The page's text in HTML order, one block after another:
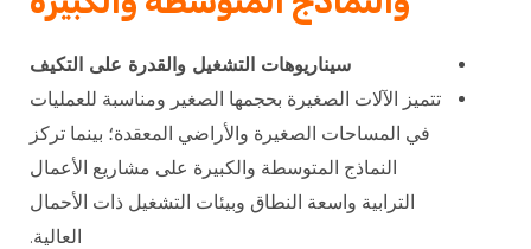
سيناريوهات التشغيل والقدرة على التكيف
تتميز الآلات الصغيرة بحجمها الصغير ومناسبة للعمليات
في المساحات الصغيرة والأراضي المعقدة؛ بينما تركز
النماذج المتوسطة والكبيرة على مشاريع الأعمال
الترابية واسعة النطاق وبيئات التشغيل ذات الأحمال
العالية.